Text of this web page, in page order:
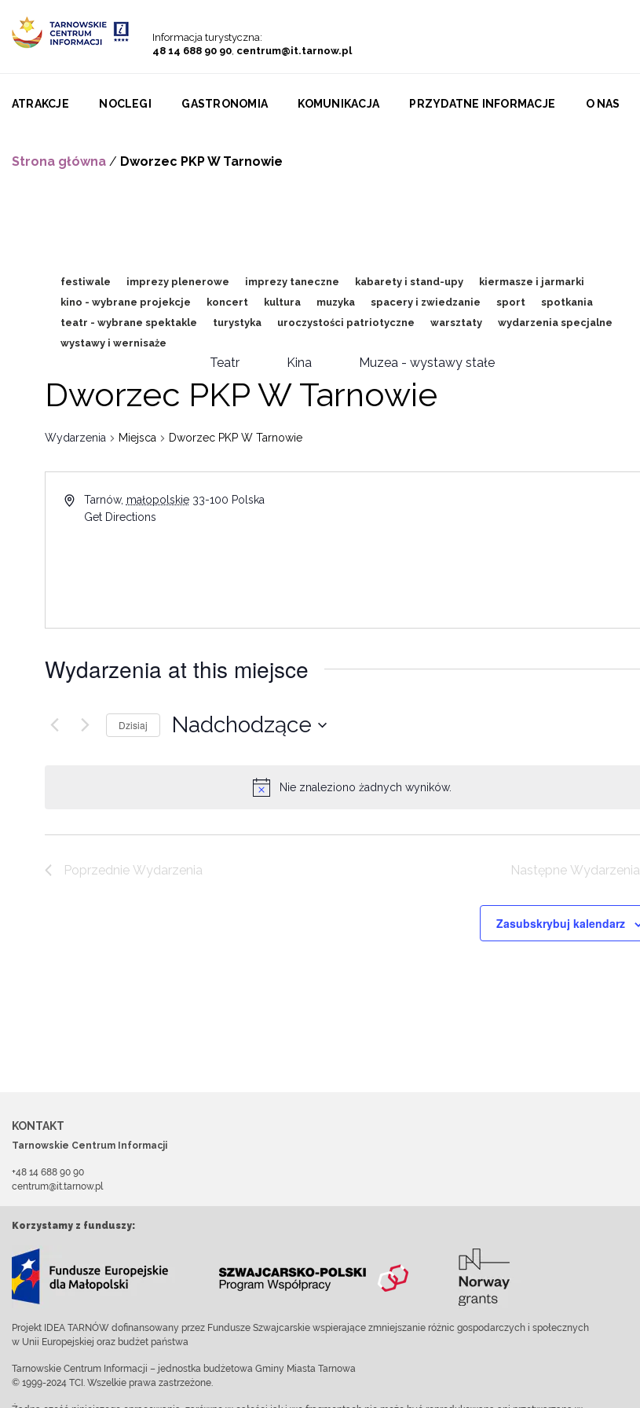
Informacja turystyczna:
48 14 688 90 90, centrum@it.tarnow.pl
ATRAKCJE NOCLEGI GASTRONOMIA KOMUNIKACJA PRZYDATNE INFORMACJE O NAS
Strona główna / Dworzec PKP W Tarnowie
festiwale imprezy plenerowe imprezy taneczne kabarety i stand-upy
kiermasze i jarmarki
kino - wybrane projekcje
koncert kultura muzyka spacery i zwiedzanie sport
spotkania
teatr - wybrane spektakle
turystyka uroczystości patriotyczne warsztaty
wydarzenia specjalne
wystawy i wernisaże
Teatr Kina Muzea - wystawy stałe
Nie znaleziono żadnych wyników.
Dworzec PKP W Tarnowie
Wydarzenia Miejsca Dworzec PKP W Tarnowie
Tarnów, małopolskie 33-100 Polska
Get Directions
Wydarzenia at this miejsce
Dzisiaj Nadchodzące
Poprzednie Wydarzenia Następne Wydarzenia
Zasubskrybuj kalendarz
KONTAKT
Tarnowskie Centrum Informacji
+48 14 688 90 90
centrum@it.tarnow.pl
Korzystamy z funduszy:
Projekt IDEA TARNÓW dofinansowany przez Fundusze Szwajcarskie wspierające zmniejszanie różnic gospodarczych i społecznych
w Unii Europejskiej oraz budżet państwa
Tarnowskie Centrum Informacji – jednostka budżetowa Gminy Miasta Tarnowa
© 1999-2024 TCI. Wszelkie prawa zastrzeżone.